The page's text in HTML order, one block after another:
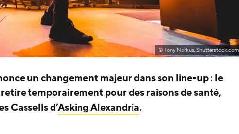
© Tony Norkus, Shutterstock.com
un changement majeur dans son line-up : le
temporairement pour des raisons de santé,
Cassells d’Asking Alexandria.